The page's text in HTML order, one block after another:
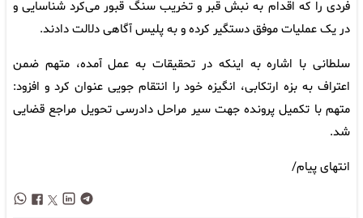
فردی را که اقدام به نبش قبر و تخریب سنگ قبور می‌کرد شناسایی و
در یک عملیات موفق دستگیر کرده و به پلیس آگاهی دلالت دادند.
سلطانی با اشاره به اینکه در تحقیقات به عمل آمده، متهم ضمن
اعتراف به بزه ارتکابی، انگیزه خود را انتقام جویی عنوان کرد و افزود:
متهم با تکمیل پرونده جهت سیر مراحل دادرسی تحویل مراجع قضایی
شد.
انتهای پیام/